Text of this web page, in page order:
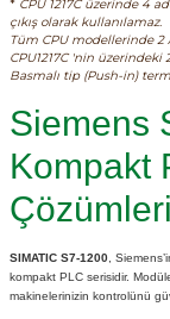
ve Transmitterleri
Sayaçları
Prizler
* CPU 1217C üzerinde 4
çıkış olarak kullanılamaz.
Tüm CPU modellerinde 2
CPU1217C 'nin
Basmalı tip (Push-in)
Siemens
Kompakt
Çözümleri
SIMATIC S7-1200,
kompakt PLC serisidir.
makinelerinizin kontrolünü